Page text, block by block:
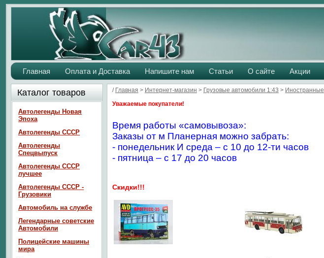
Главная Оплата и Доставка Напишите нам Статьи О сайте Акции
/ Главная > Интернет-магазин > Грузовые автомобили 1:43 > Иностранные
Уважаемые покупатели!
Время работы «самовывоза»:
Заказы от м Планерная можно забрать:
- понедельник И среда – с 10 до 12-ти часов
- пятница – с 17 до 20 часов
Скидки!!!
Каталог товаров
Автолегенды Новая
Эпоха
Автолегенды СССР
Автолегенды
Спецвыпуск
Автолегенды СССР
лучшее
Автолегенды СССР -
Грузовики
Автомобиль на службе
Легендарные советские
Автомобили
Полицейские машины
мира